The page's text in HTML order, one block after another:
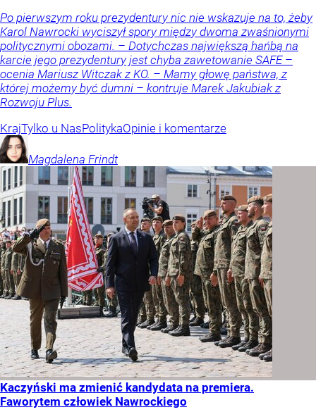
Po pierwszym roku prezydentury nic nie wskazuje na to, żeby
Karol Nawrocki wyciszył spory między dwoma zwaśnionymi
politycznymi obozami. – Dotychczas największą hańbą na
karcie jego prezydentury jest chyba zawetowanie SAFE –
ocenia Mariusz Witczak z KO. – Mamy głowę państwa, z
której możemy być dumni – kontruje Marek Jakubiak z
Rozwoju Plus.
KrajTylko u NasPolitykaOpinie i komentarze
Magdalena Frindt
Kaczyński ma zmienić kandydata na premiera.
Faworytem człowiek Nawrockiego